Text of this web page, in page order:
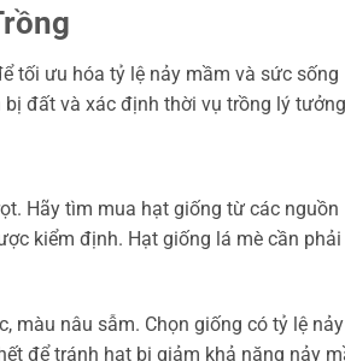
tối ưu hóa tỷ lệ nảy mầm và sức sống
đất và xác định thời vụ trồng lý
Hãy tìm mua hạt giống từ các nguồn
kiểm định. Hạt giống lá mè cần phải
màu nâu sẫm. Chọn giống có tỷ lệ nảy
để tránh hạt bị giảm khả năng nảy